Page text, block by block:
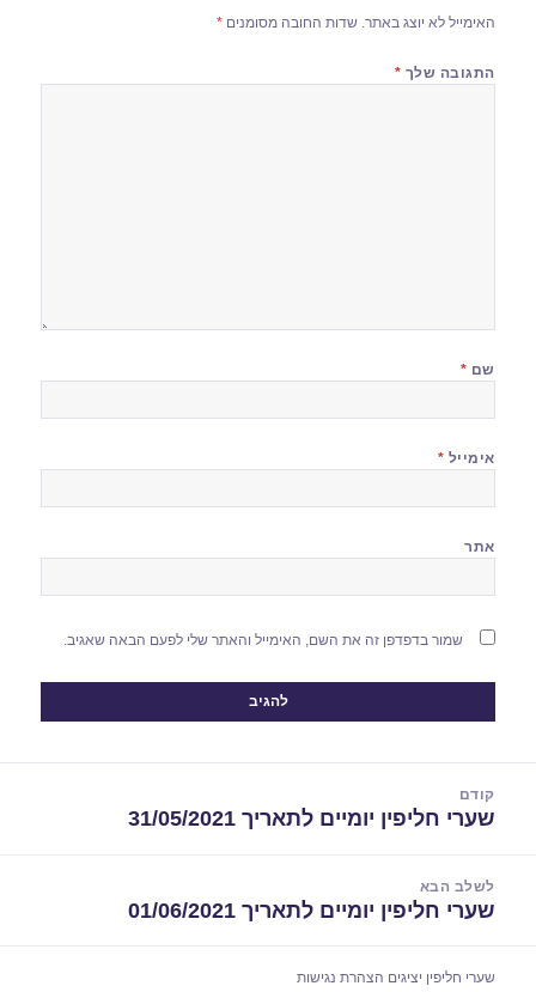
האימייל לא יוצג באתר. שדות החובה מסומנים*
התגובה שלך *
שם *
אימייל *
אתר
שמור בדפדפן זה את השם, האימייל והאתר שלי לפעם הבאה שאגיב.
קודם
הפוסט
שערי חליפין יומיים לתאריך 31/05/2021
לשלב הבא
הפוסט
שערי חליפין יומיים לתאריך 01/06/2021
שערי חליפין יציגים הצהרת נגישות